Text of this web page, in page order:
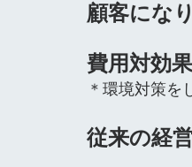
顧客にな
費用対効
＊環境対策を
従来の経